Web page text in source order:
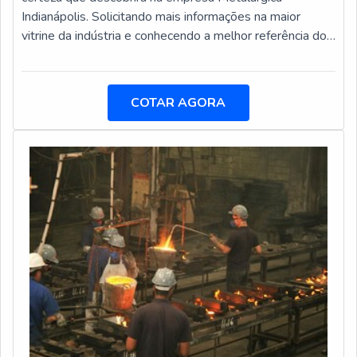
Indianápolis é a escolha certa sempre que buscar por
fundição de peças em ferro fundido: Colaboradores
proativos; Profissionais com vasta experiência na área de
alta qualidade onde são realizadas as atividades; Parque
de máquinas; Capacidade instalada de 120
toneladas/mês de peças acabadas, por turno de
COMPROVADAApenas na Metalúrgica Indianápolis tem
a solução ideal para fundição de peças em ferro fundido.
São opções variadas que a empresa oferece, como
pistões em ferro fundido para máquinas e compressores
e peças para sistema de bombeamento de concreto.É
conhecida por ser comprometida com os serviços e
altamente qualificada, conquistas adquiridas porque
investiu em uma estrutura que hoje conta com escritório
de alta qualidade onde são realizadas as atividades e
estrutura suficiente para atender todas as
demandas. Tudo isso, unido a um time de colaboradores
Indianápolis. Solicitando mais informações na maior
vitrine da indústria e conhecendo a melhor referência do
a Metalúrgica Indianápolis poderá contar ótima qualidade
com rigoroso controle de qualidade em todas as fases
do processo de fabricação.MAIS INFORMAÇÕES
INTERESSANTES SOBRE EMPRESAS DE
FUNDIÇÃOHá muitas maneiras eficientes de
demonstrar competência e excelência em sua área de
atuação. A Metalúrgica Indianápolis objetiva seus
reforços em criar uma estrutura com: Escritório de alta
qualidade onde são realizadas as atividades; Capacidade
instalada de 120 toneladas/mês de peças acabadas, por
turno de trabalho; Tecnologia de ponta. Tudo para se
certificar que se tenha empresas fundição com
assertividade. Ainda com uma visão analítica sobre
empresas de fundição, é importante buscar uma
empresa que tenha produtos e serviços com ótima
COTAR AGORA